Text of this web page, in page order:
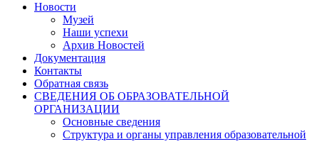
Новости
Музей
Наши успехи
Архив Новостей
Документация
Контакты
Обратная связь
СВЕДЕНИЯ ОБ ОБРАЗОВАТЕЛЬНОЙ
ОРГАНИЗАЦИИ
Основные сведения
Структура и органы управления образовательной